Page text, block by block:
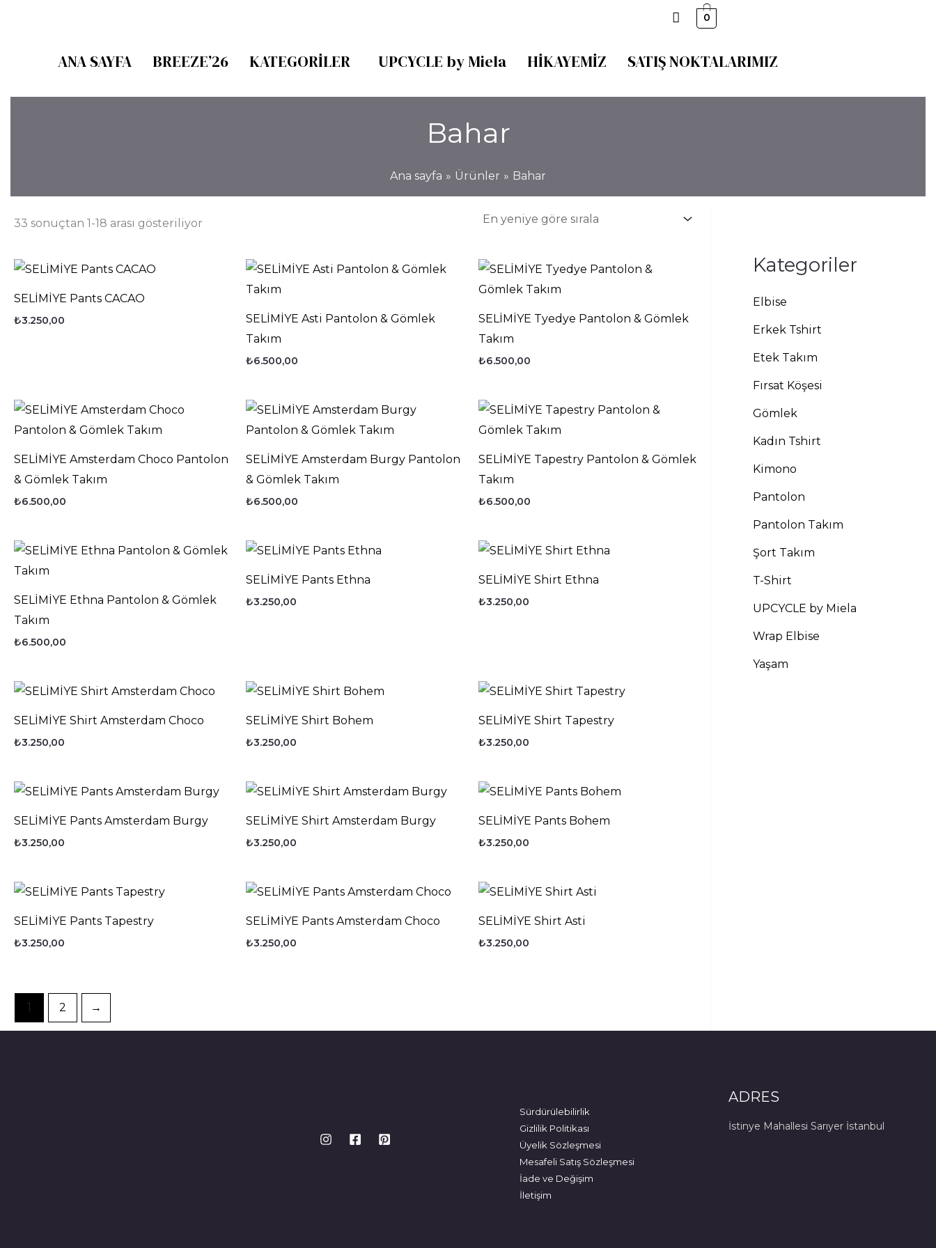
0
ANA SAYFA BREEZE’26 KATEGORILER UPCYCLE by Miela HIKAYEMIZ SATIŞ NOKTALARIMIZ
Bahar
Ana sayfa Ürünler Bahar
33 sonuçtan 1-18 arası gösteriliyor
SELİMİYE Pants CACAO
₺3.250,00
SELİMİYE Asti Pantolon & Gömlek
Takım
₺6.500,00
SELİMİYE Tyedye Pantolon & Gömlek
Takım
₺6.500,00
SELİMİYE Amsterdam Choco Pantolon
& Gömlek Takım
₺6.500,00
SELİMİYE Amsterdam Burgy Pantolon
& Gömlek Takım
₺6.500,00
SELİMİYE Tapestry Pantolon & Gömlek
Takım
₺6.500,00
SELİMİYE Ethna Pantolon & Gömlek
Takım
₺6.500,00
SELİMİYE Pants Ethna
₺3.250,00
SELİMİYE Shirt Ethna
₺3.250,00
SELİMİYE Shirt Amsterdam Choco
₺3.250,00
SELİMİYE Shirt Bohem
₺3.250,00
SELİMİYE Shirt Tapestry
₺3.250,00
SELİMİYE Pants Amsterdam Burgy
₺3.250,00
SELİMİYE Shirt Amsterdam Burgy
₺3.250,00
SELİMİYE Pants Bohem
₺3.250,00
SELİMİYE Pants Tapestry
₺3.250,00
SELİMİYE Pants Amsterdam Choco
₺3.250,00
SELİMİYE Shirt Asti
₺3.250,00
1 2 →
Kategoriler
Elbise
Erkek Tshirt
Etek Takım
Fırsat Köşesi
Gömlek
Kadın Tshirt
Kimono
Pantolon
Pantolon Takım
Şort Takım
T-Shirt
UPCYCLE by Miela
Wrap Elbise
Yaşam
Sürdürülebilirlik
Gizlilik Politikası
Üyelik Sözleşmesi
Mesafeli Satış Sözleşmesi
İade ve Değişim
İletişim
ADRES
İstinye Mahallesi Sarıyer İstanbul